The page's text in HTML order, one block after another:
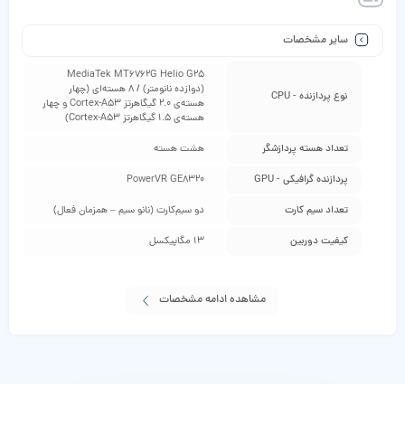
سایر مشخصات
نوع پردازنده - CPU
MediaTek MT6762G Helio G25
(دوازده نانومتر) / 8 هسته‌ای (چهار
هسته‌ی 2.0 گیگاهرتز Cortex-A53 و چهار
هسته‌ی 1.5 گیگاهرتز Cortex-A53)
تعداد هسته پردازشگر هشت هسته
پردازنده گرافیکی - GPU PowerVR GE8320
تعداد سیم کارت دو سیم‌کارت (نانو سیم – همزمان فعال)
کیفیت دوربین 13 مگاپیکسل
مشاهده ادامه مشخصات